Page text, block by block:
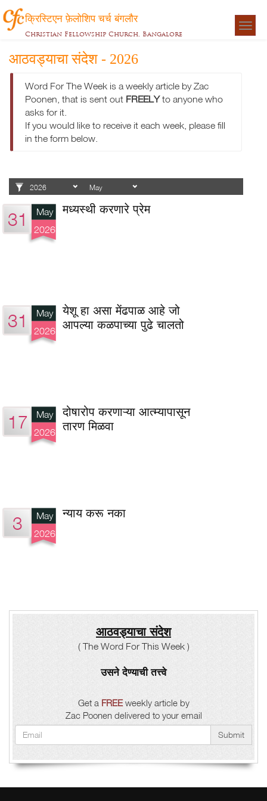
क्रिस्टिएन फ़ेलोशिप चर्च बंगलौर
Christian Fellowship Church, Bangalore
आठवड्याचा संदेश - 2026
Word For The Week is a weekly article by Zac
Poonen, that is sent out FREELYto anyone who
asks for it.
If you would like to receive it each week, please fill
in the form below.
31
May
2026
मध्यस्थी करणारे प्रेम
31
May
2026
येशू हा असा मेंढपाळ आहे जो
आपल्या कळपाच्या पुढे चालतो
17
May
2026
दोषारोप करणाऱ्या आत्म्यापासून
तारण मिळवा
3
May
2026
न्याय करू नका
आठवड्याचा संदेश
( The Word For This Week )
उसने देण्याची तत्त्वे
Get a FREEweekly article by
Zac Poonen delivered to your email
Submit